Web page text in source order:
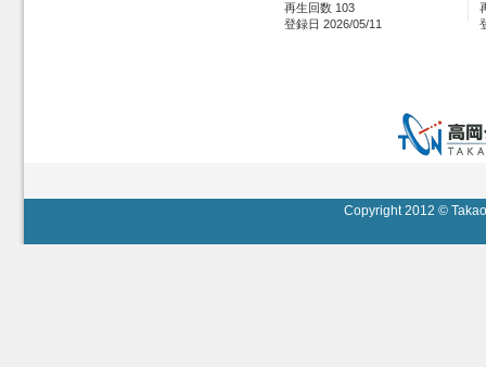
再生回数 103
登録日 2026/05/11
Copyright 2012 ©